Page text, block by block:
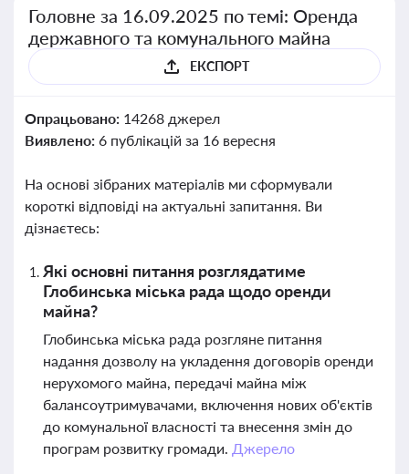
Головне за 16.09.2025 по темі: Оренда
державного та комунального майна
ЕКСПОРТ
Опрацьовано: 14268 джерел
Виявлено: 6 публікацій за 16 вересня
На основі зібраних матеріалів ми сформували
короткі відповіді на актуальні запитання. Ви
дізнаєтесь:
Які основні питання розглядатиме
Глобинська міська рада щодо оренди
майна?
Глобинська міська рада розгляне питання
надання дозволу на укладення договорів оренди
нерухомого майна, передачі майна між
балансоутримувачами, включення нових об'єктів
до комунальної власності та внесення змін до
програм розвитку громади. Джерело